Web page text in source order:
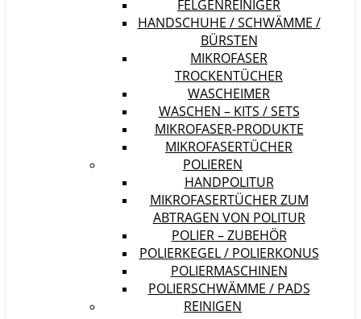
FELGENREINIGER
HANDSCHUHE / SCHWÄMME /
BÜRSTEN
MIKROFASER
TROCKENTÜCHER
WASCHEIMER
WASCHEN – KITS / SETS
MIKROFASER-PRODUKTE
MIKROFASERTÜCHER
POLIEREN
HANDPOLITUR
MIKROFASERTÜCHER ZUM
ABTRAGEN VON POLITUR
POLIER – ZUBEHÖR
POLIERKEGEL / POLIERKONUS
POLIERMASCHINEN
POLIERSCHWÄMME / PADS
REINIGEN